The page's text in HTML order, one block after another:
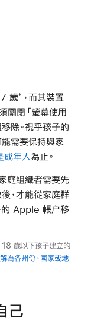
歲* ，而其裝置
關閉「螢幕使用
除。視乎孩子的
能需要保持與家
成年人 為止。
庭組織者需要先
後，才能從家庭群
的 Apple 帳户移
18 歲以下孩子建立的
為各州份、國家或地
己